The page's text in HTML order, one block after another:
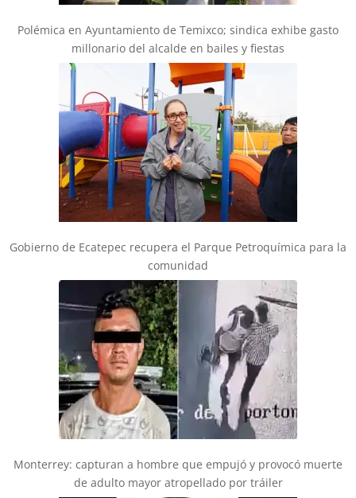
Polémica en Ayuntamiento de Temixco; sindica exhibe gasto
millonario del alcalde en bailes y fiestas
Gobierno de Ecatepec recupera el Parque Petroquímica para la
comunidad
Monterrey: capturan a hombre que empujó y provocó muerte
de adulto mayor atropellado por tráiler